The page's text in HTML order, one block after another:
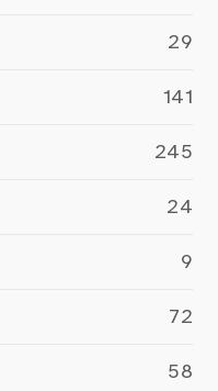
29
141
245
24
9
72
58